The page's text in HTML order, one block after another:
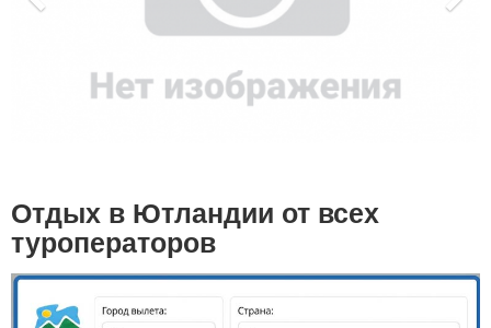
Отдых в Ютландии от всех
туроператоров